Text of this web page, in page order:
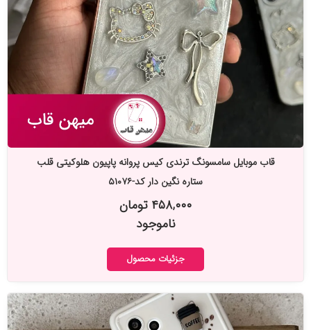
قاب موبایل سامسونگ ترندی کیس پروانه پاپیون هلوکیتی قلب
ستاره نگین دار کد-۵۱۰۷۶
۴۵۸,۰۰۰ تومان
ناموجود
جزئیات محصول